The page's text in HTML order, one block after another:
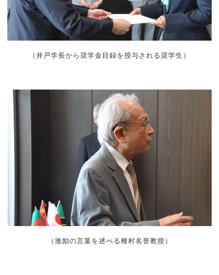
（井戸学長から奨学金目録を授与される奨学生）
（激励の言葉を述べる種村名誉教授）